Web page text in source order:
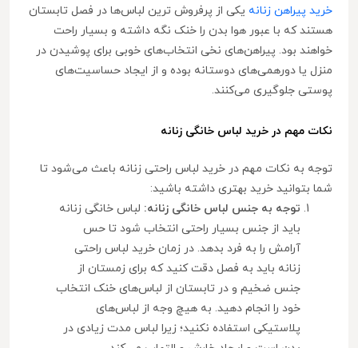
خرید پیراهن زنانه یکی از پرفروش ترین لباس‌ها در فصل تابستان
هستند که با عبور هوا بدن را خنک نگه داشته و بسیار راحت
خواهند بود. پیراهن‌های نخی انتخاب‌های خوبی برای پوشیدن در
منزل یا دورهمی‌های دوستانه بوده و از ایجاد حساسیت‌های
پوستی جلوگیری می‌کنند.
نکات مهم در خرید لباس خانگی زنانه
توجه به نکات مهم در خرید لباس راحتی زنانه باعث می‌شود تا
شما بتوانید خرید بهتری داشته باشید:
توجه به جنس لباس خانگی زنانه: لباس خانگی زنانه
باید از جنس بسیار راحتی انتخاب شود تا حس
آرامش را به فرد بدهد. در زمان خرید لباس راحتی
زنانه باید به فصل دقت کنید که برای زمستان از
جنس ضخیم و در تابستان از لباس‌های خنک انتخاب
خود را انجام دهید. به هیچ وجه از لباس‌های
پلاستیکی استفاده نکنید؛ زیرا لباس مدت زیادی در